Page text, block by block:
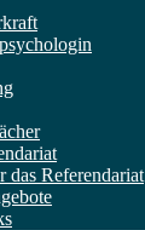
das Referendariat